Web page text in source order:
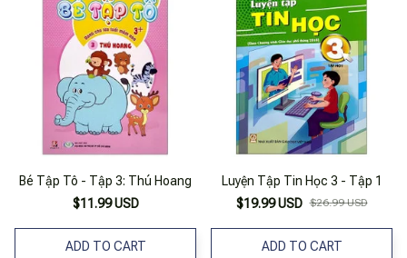
Bé Tập Tô - Tập 3: Thú Hoang
$11.99 USD
ADD TO CART
Luyện Tập Tin Học 3 - Tập 1
$19.99 USD $26.99 USD
ADD TO CART